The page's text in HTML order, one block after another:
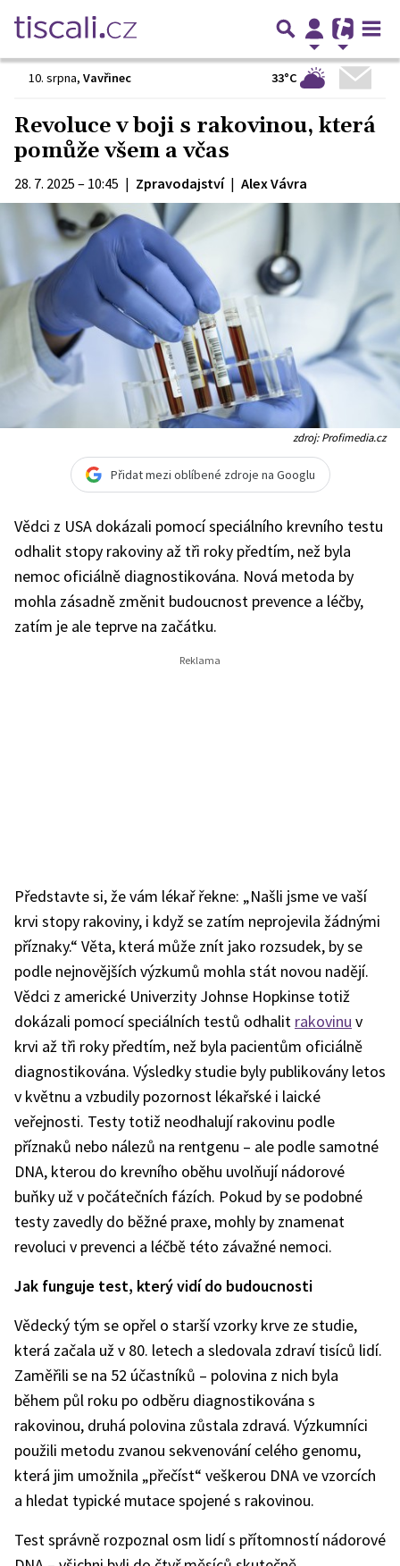
10. srpna, Vavřinec 33°C
Revoluce v boji s rakovinou, která
pomůže všem a včas
28. 7. 2025 – 10:45 | Zpravodajství | Alex Vávra
zdroj: Profimedia.cz
Přidat mezi oblíbené zdroje na Googlu
Vědci z USA dokázali pomocí speciálního krevního testu
odhalit stopy rakoviny až tři roky předtím, než byla
nemoc oficiálně diagnostikována. Nová metoda by
mohla zásadně změnit budoucnost prevence a léčby,
zatím je ale teprve na začátku.
Představte si, že vám lékař řekne: „Našli jsme ve vaší
krvi stopy rakoviny, i když se zatím neprojevila žádnými
příznaky.“ Věta, která může znít jako rozsudek, by se
podle nejnovějších výzkumů mohla stát novou nadějí.
Vědci z americké Univerzity Johnse Hopkinse totiž
dokázali pomocí speciálních testů odhalit rakovinu v
krvi až tři roky předtím, než byla pacientům oficiálně
diagnostikována. Výsledky studie byly publikovány letos
v květnu a vzbudily pozornost lékařské i laické
veřejnosti. Testy totiž neodhalují rakovinu podle
příznaků nebo nálezů na rentgenu – ale podle samotné
DNA, kterou do krevního oběhu uvolňují nádorové
buňky už v počátečních fázích. Pokud by se podobné
testy zavedly do běžné praxe, mohly by znamenat
revoluci v prevenci a léčbě této závažné nemoci.
Jak funguje test, který vidí do budoucnosti
Vědecký tým se opřel o starší vzorky krve ze studie,
která začala už v 80. letech a sledovala zdraví tisíců lidí.
Zaměřili se na 52 účastníků – polovina z nich byla
během půl roku po odběru diagnostikována s
rakovinou, druhá polovina zůstala zdravá. Výzkumníci
použili metodu zvanou sekvenování celého genomu,
která jim umožnila „přečíst“ veškerou DNA ve vzorcích
a hledat typické mutace spojené s rakovinou.
Test správně rozpoznal osm lidí s přítomností nádorové